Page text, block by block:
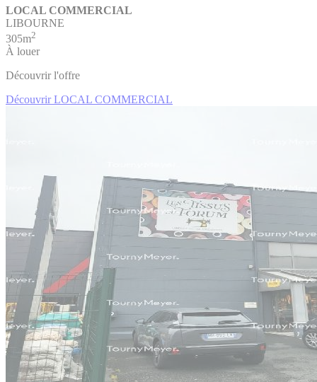
LOCAL COMMERCIAL
LIBOURNE
305m2
À louer
Découvrir l'offre
Découvrir LOCAL COMMERCIAL